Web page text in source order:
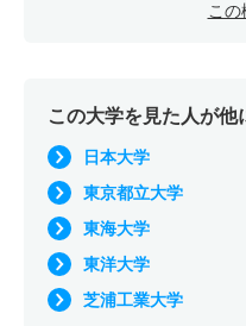
この
この大学を見た人が
日本大学
東京都立大学
東海大学
東洋大学
芝浦工業大学